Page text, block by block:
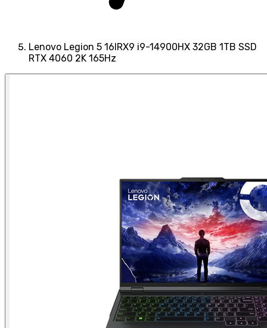
Lenovo Legion 5 16IRX9 i9-14900HX 32GB 1TB SSD
RTX 4060 2K 165Hz